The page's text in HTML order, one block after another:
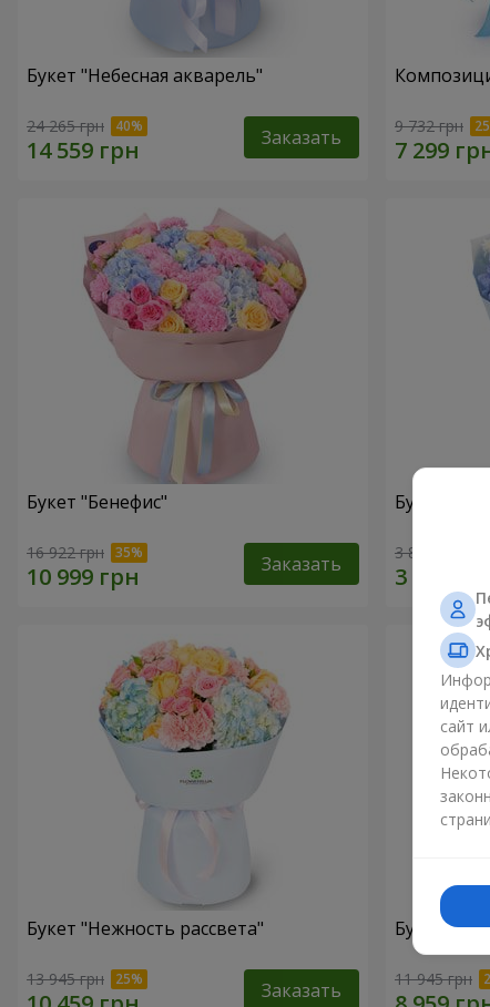
Букет "Небесная акварель"
24 265 грн Заказать 9 732 грн
Букет "Бенефис"
16 922 грн Заказать
Букет
3 881 грн
Букет "Нежность рассвета"
13 945 грн Заказать
Букет
11 945 грн
сайт